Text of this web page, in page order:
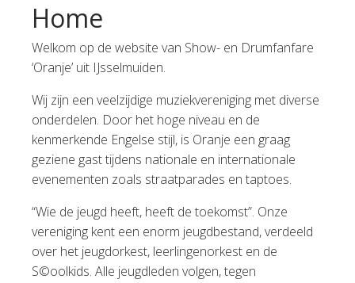
Home
Welkom op de website van Show- en Drumfanfare
‘Oranje’ uit IJsselmuiden.
Wij zijn een veelzijdige muziekvereniging met diverse
onderdelen. Door het hoge niveau en de
kenmerkende Engelse stijl, is Oranje een graag
geziene gast tijdens nationale en internationale
evenementen zoals straatparades en taptoes.
“Wie de jeugd heeft, heeft de toekomst”. Onze
vereniging kent een enorm jeugdbestand, verdeeld
over het jeugdorkest, leerlingenorkest en de
S©oolkids. Alle jeugdleden volgen, tegen